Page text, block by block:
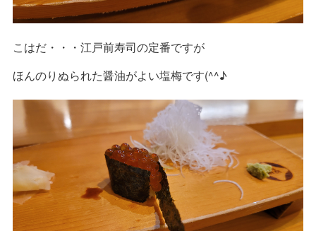
こはだ・・・江戸前寿司の定番ですが
ほんのりぬられた醤油がよい塩梅です(^^♪